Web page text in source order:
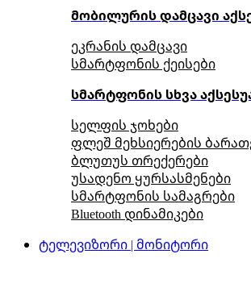
მობილურის დამცავი
ეკრანის დამცავი
სმარტფონის ქეისები
სმარტფონის სხვა
სელფის ჯოხები
ფლეშ მეხსიერების
ბლუთუს თრექერები
უსადენო ყურსასმენები
სმარტფონის სამაგრები
Bluetooth დინამიკები
ტელევიზორი | მონიტორი